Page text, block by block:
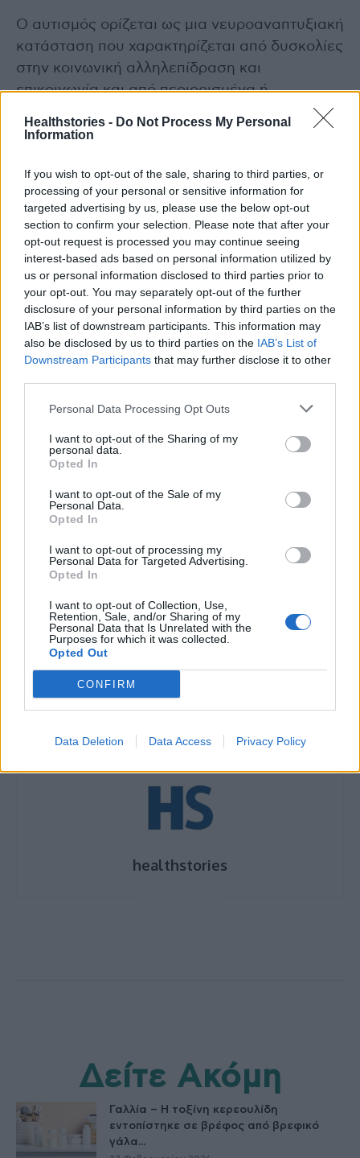
Healthstories - Do Not Process My Personal
Information
If you wish to opt-out of the sale, sharing to third parties, or
processing of your personal or sensitive information for
targeted advertising by us, please use the below opt-out
section to confirm your selection. Please note that after your
opt-out request is processed you may continue seeing
interest-based ads based on personal information utilized by
us or personal information disclosed to third parties prior to
your opt-out. You may separately opt-out of the further
disclosure of your personal information by third parties on the
IAB’s list of downstream participants. This information may
also be disclosed by us to third parties on the IAB’s List of
Downstream Participants that may further disclose it to other
Personal Data Processing Opt Outs
I want to opt-out of the Sharing of my
personal data.
Opted In
I want to opt-out of the Sale of my
Personal Data.
Opted In
I want to opt-out of processing my
Personal Data for Targeted Advertising.
Opted In
I want to opt-out of Collection, Use,
Retention, Sale, and/or Sharing of my
Personal Data that Is Unrelated with the
Purposes for which it was collected.
Opted Out
CONFIRM
Data Deletion Data Access Privacy Policy
Ο αυτισμός ορίζεται ως μια νευροαναπτυξιακή
κατάσταση που χαρακτηρίζεται από δυσκολίες
στην κοινωνική αλληλεπίδραση και
επικοινωνία και από περιορισμένα ή
συμπεριφοράς. Η διάγνωση έρχεται συνήθως
Γιατί έχει σημασία η έγκαιρη διάγνωση του
αυτισμού
Άλλες έρευνες έχουν δείξει ότι η έγκαιρη
ανίχνευση και παρέμβαση βελτιώνει τα
αποτελέσματα για ένα παιδί στο φάσμα του
αυτισμού.
Οι περισσότερες οικογένειες, είπε, θα
προτιμούσαν να εκφραστούν έγκαιρα τέτοιες
ανησυχίες, κάτι που θα τους έδινε χρόνο και
οτιδήποτε μπορεί να συμβεί.
Διαβάστε επίσης
ανασύρθηκε από τα ερείπια – Το θηλάζει η
σύζυγος του γιατρού
O Άρης για τα μάτια του κόσμου, το κτίριο…
φάντασμα, ο… αντ’ αυτού Μπάμπης
healthstories
Δείτε Ακόμη
Γαλλία – Η τοξίνη κερεουλίδη
εντοπίστηκε σε βρέφος από βρεφικό
γάλα...